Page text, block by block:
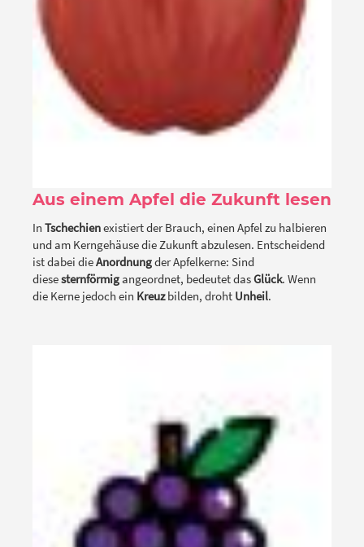
Aus einem Apfel die Zukunft lesen
In Tschechienexistiert der Brauch, einen Apfel zu halbieren
und am Kerngehäuse die Zukunft abzulesen. Entscheidend
ist dabei dieAnordnungder Apfelkerne: Sind
diesesternförmigangeordnet, bedeutet dasGlück. Wenn
die Kerne jedoch ein Kreuzbilden, droht Unheil.